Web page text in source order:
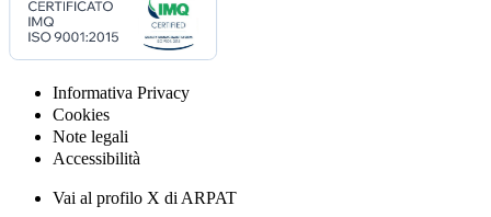
Informativa Privacy
Cookies
Note legali
Accessibilità
Vai al profilo X di ARPAT